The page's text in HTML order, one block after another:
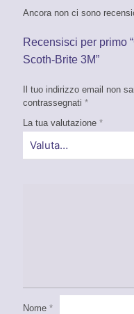
Ancora non ci sono
Recensisci per primo
Scoth-Brite 3M”
Il tuo indirizzo email non
contrassegnati *
La tua valutazione *
Nome *